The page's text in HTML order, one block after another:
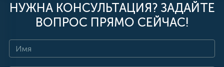
НУЖНА КОНСУЛЬТАЦИЯ? ЗАДАЙТЕ
ВОПРОС ПРЯМО СЕЙЧАС!